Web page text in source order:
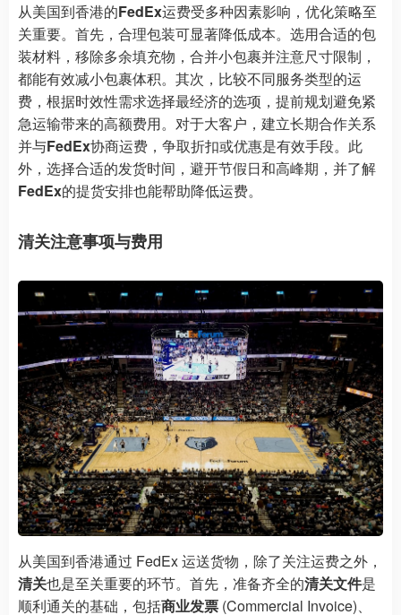
从美国到香港的FedEx运费受多种因素影响，优化策略至
关重要。首先，合理包装可显著降低成本。选用合适的包
装材料，移除多余填充物，合并小包裹并注意尺寸限制，
都能有效减小包裹体积。其次，比较不同服务类型的运
费，根据时效性需求选择最经济的选项，提前规划避免紧
急运输带来的高额费用。对于大客户，建立长期合作关系
并与FedEx协商运费，争取折扣或优惠是有效手段。此
外，选择合适的发货时间，避开节假日和高峰期，并了解
FedEx的提货安排也能帮助降低运费。
清关注意事项与费用
从美国到香港通过 FedEx 运送货物，除了关注运费之外，
清关也是至关重要的环节。首先，准备齐全的清关文件是
顺利通关的基础，包括商业发票 (Commercial Invoice)、